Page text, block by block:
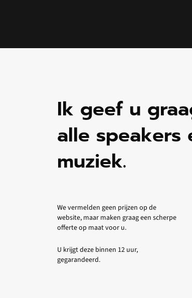
Ik geef u
alle speakers
muziek.
We vermelden geen prijzen op de
website, maar maken graag een scherpe
offerte op maat voor u.
U krijgt deze binnen 12 uur,
gegarandeerd.